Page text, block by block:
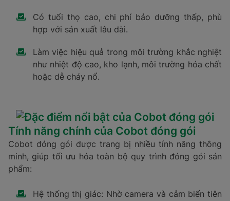
Có tuổi thọ cao, chi phí bảo dưỡng thấp, phù
hợp với sản xuất lâu dài.
Làm việc hiệu quả trong môi trường khắc nghiệt
như nhiệt độ cao, kho lạnh, môi trường hóa chất
hoặc dễ cháy nổ.
Tính năng chính của Cobot đóng gói
Cobot đóng gói được trang bị nhiều tính năng thông
minh, giúp tối ưu hóa toàn bộ quy trình đóng gói sản
phẩm:
Hệ thống thị giác: Nhờ camera và cảm biến tiên